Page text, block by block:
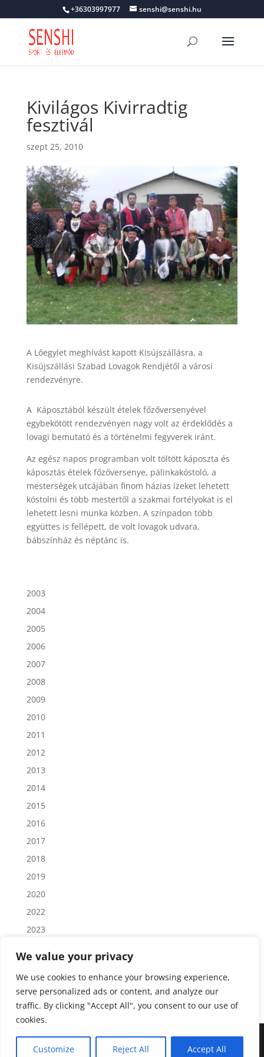
We value your privacy
We use cookies to enhance your browsing experience,
serve personalized ads or content, and analyze our
traffic. By clicking "Accept All", you consent to our use of
cookies.
Customize Reject All Accept All
+36303997977 senshi@senshi.hu
Kivilágos Kivirradtig
fesztivál
szept 25, 2010
A Lőegylet meghívást kapott Kisújszállásra, a
Kisújszállási Szabad Lovagok Rendjétől a városi
rendezvényre.
A Káposztából készült ételek főzőversenyével
egybekötött rendezvényen nagy volt az érdeklődés a
lovagi bemutató és a történelmi fegyverek iránt.
Az egész napos programban volt töltött káposzta és
káposztás ételek főzőversenye, pálinkakóstoló, a
mesterségek utcájában finom házias ízeket lehetett
kóstolni és több mestertől a szakmai fortélyokat is el
lehetett lesni munka közben. A színpadon több
együttes is fellépett, de volt lovagok udvara,
bábszínház és néptánc is.
2003
2004
2005
2006
2007
2008
2009
2010
2011
2012
2013
2014
2015
2016
2017
2018
2019
2020
2022
2023
2026